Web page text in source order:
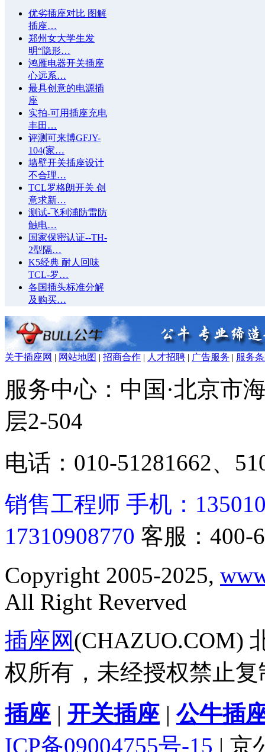
优劣插座对比 图解
插座…
郑州女大学生发
明“隐形…
鸿雁电器开关插座
心远系…
最具创意的电源插
座
实拍-可用插座充电
丰田…
评测可来博GFJY-
104(家…
墙壁开关插座设计
不合理…
TCL罗格朗开关 创
意求新…
测试-飞利浦防雷防
触电…
国家保密认证--TH-
2型隔…
K5经典 耐人回味
TCL-罗…
各国插头标准分解
及购买…
关于插座网 | 网站地图 | 招商合作 | 人才招聘 | 广告服务 | 服务
服务中心：中国·北京市
层2-504
电话：010-51281662、
销售工程师 手机：
17310908770 客服：400-
Copyright 2005-2025,
All Right Reverved
插座网(CHAZUO.COM)
权所有，未经授权禁止
插座 | 开关插座 | 公牛插
ICP备09004755号-15 | 京